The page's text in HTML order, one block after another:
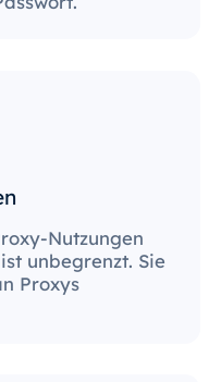
Nutzungen
unbegrenzt. Sie
Proxys